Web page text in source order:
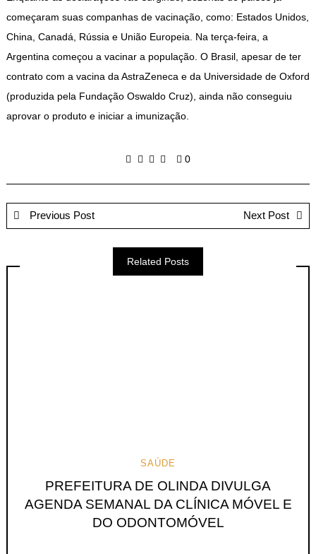
começaram suas companhas de vacinação, como: Estados Unidos,
China, Canadá, Rússia e União Europeia. Na terça-feira, a
Argentina começou a vacinar a população. O Brasil, apesar de ter
contrato com a vacina da AstraZeneca e da Universidade de Oxford
(produzida pela Fundação Oswaldo Cruz), ainda não conseguiu
aprovar o produto e iniciar a imunização.
0
Previous Post Next Post
Related Posts
SAÚDE
PREFEITURA DE OLINDA DIVULGA
AGENDA SEMANAL DA CLÍNICA MÓVEL E
DO ODONTOMÓVEL